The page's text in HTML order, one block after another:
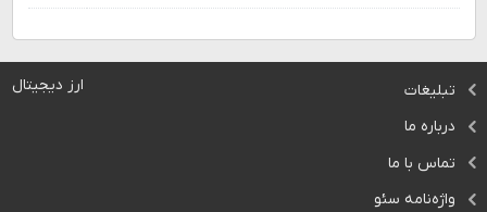
ارز دیجیتال
تبلیغات
درباره ما
تماس با ما
واژه‌نامه سئو